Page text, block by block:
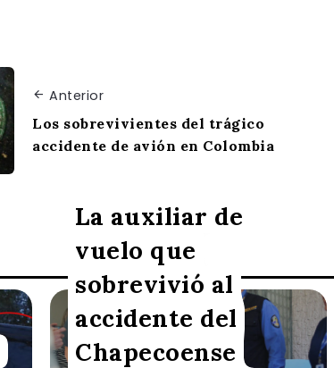
Anterior
Los sobrevivientes del trágico
accidente de avión en Colombia
Redacción VoxBox
La auxiliar de
vuelo que
sobrevivió al
accidente del
Chapecoense